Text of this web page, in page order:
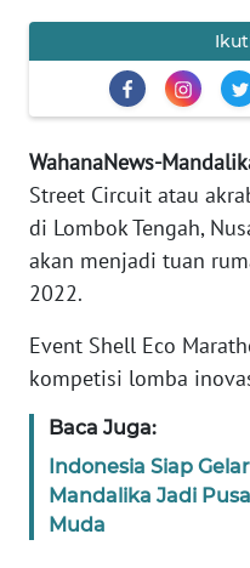
WahanaNews-
Street Circuit atau
di Lombok Tengah,
akan menjadi tuan
2022.
Event Shell Eco
kompetisi lomba
Baca Juga:
Indonesia Siap
Mandalika Jadi
Muda
IKLAN
KAMI
PEDOMAN
MEDIA
SIBER
REDAKSI
KARIR
DISCLAIMER
Wahana
Regional